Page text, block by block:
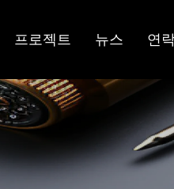
프로젝트 뉴스 연